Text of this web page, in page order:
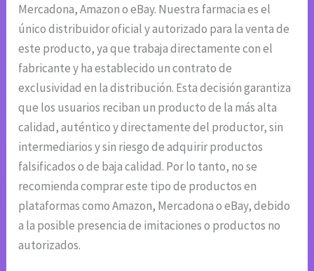
Mercadona, Amazon o eBay. Nuestra farmacia es el
único distribuidor oficial y autorizado para la venta de
este producto, ya que trabaja directamente con el
fabricante y ha establecido un contrato de
exclusividad en la distribución. Esta decisión garantiza
que los usuarios reciban un producto de la más alta
calidad, auténtico y directamente del productor, sin
intermediarios y sin riesgo de adquirir productos
falsificados o de baja calidad. Por lo tanto, no se
recomienda comprar este tipo de productos en
plataformas como Amazon, Mercadona o eBay, debido
a la posible presencia de imitaciones o productos no
autorizados.